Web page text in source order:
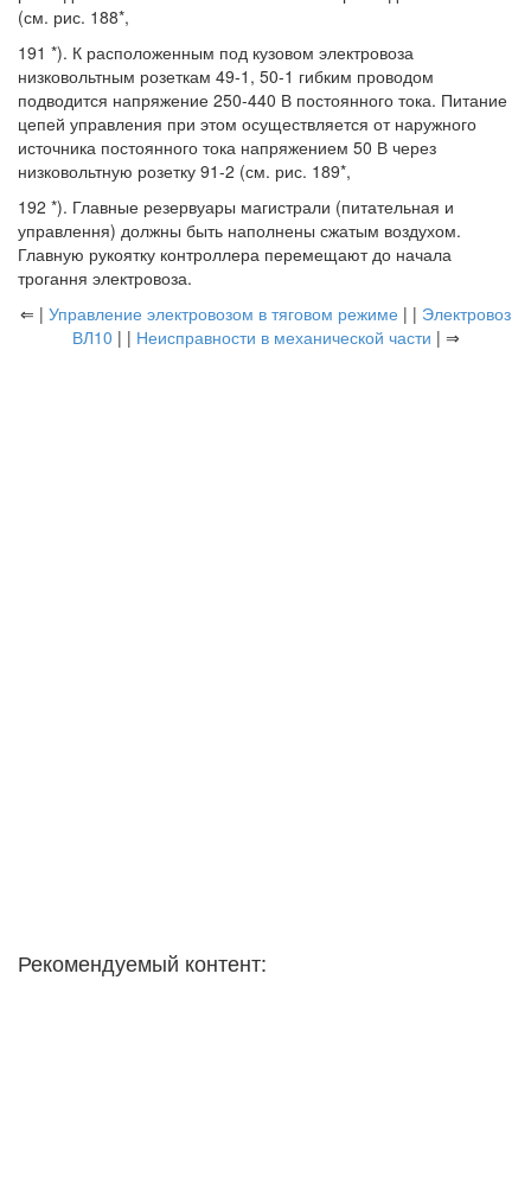
(см. рис. 188*,
191 *). К расположенным под кузовом электровоза
низковольтным розеткам 49-1, 50-1 гибким проводом
подводится напряжение 250-440 В постоянного тока. Питание
цепей управления при этом осуществляется от наружного
источника постоянного тока напряжением 50 В через
низковольтную розетку 91-2 (см. рис. 189*,
192 *). Главные резервуары магистрали (питательная и
управлення) должны быть наполнены сжатым воздухом.
Главную рукоятку контроллера перемещают до начала
трогання электровоза.
⇐ | Управление электровозом в тяговом режиме | | Электровоз
ВЛ10 | | Неисправности в механической части | ⇒
Рекомендуемый контент: